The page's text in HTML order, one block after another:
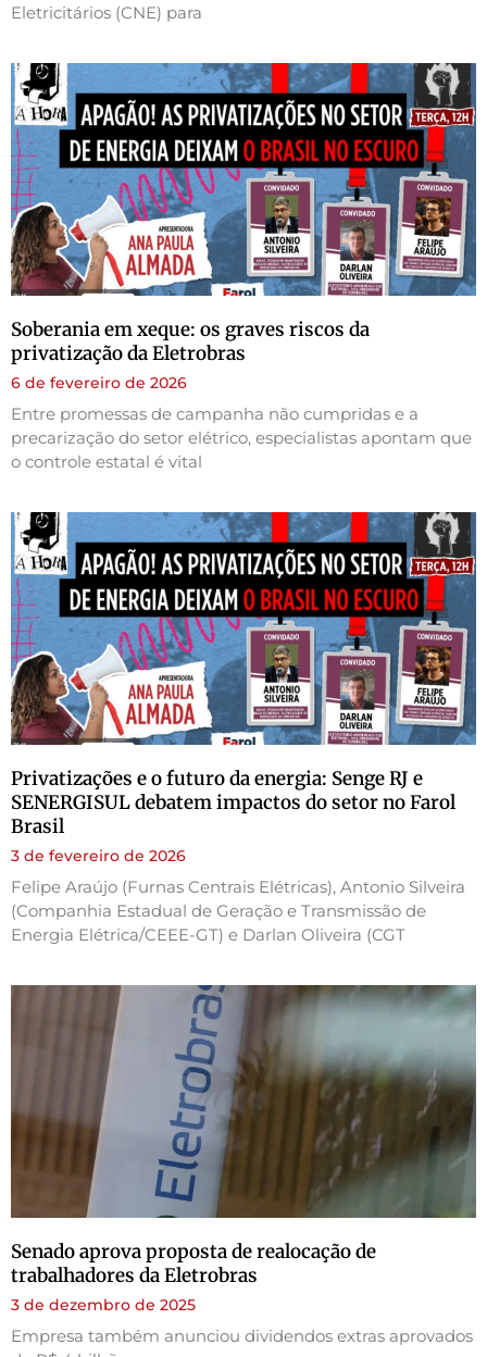
Eletricitários (CNE) para
Soberania em xeque: os graves riscos da
privatização da Eletrobras
6 de fevereiro de 2026
Entre promessas de campanha não cumpridas e a
precarização do setor elétrico, especialistas apontam que
o controle estatal é vital
Privatizações e o futuro da energia: Senge RJ e
SENERGISUL debatem impactos do setor no Farol
Brasil
3 de fevereiro de 2026
Felipe Araújo (Furnas Centrais Elétricas), Antonio Silveira
(Companhia Estadual de Geração e Transmissão de
Energia Elétrica/CEEE-GT) e Darlan Oliveira (CGT
Senado aprova proposta de realocação de
trabalhadores da Eletrobras
3 de dezembro de 2025
Empresa também anunciou dividendos extras aprovados